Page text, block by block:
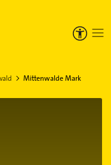
Mittenwalde Mark